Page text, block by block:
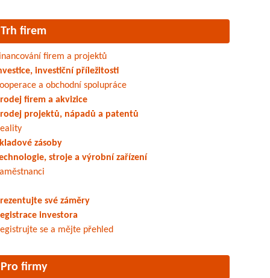
Trh firem
firem a projektů
investiční příležitosti
a obchodní spolupráce
firem a akvizice
projektů, nápadů a patentů
zásoby
stroje a výrobní zařízení
své záměry
investora
se a mějte přehled
Pro firmy